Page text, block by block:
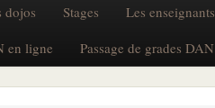
dojos Stages Les enseignants
en ligne
Passage de grades DAN